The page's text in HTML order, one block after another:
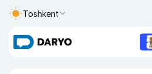
Toshkent